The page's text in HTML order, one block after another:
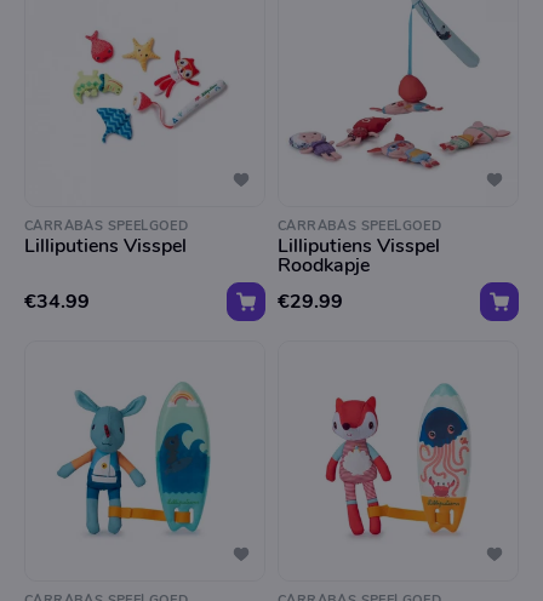
CARRABAS SPEELGOED
Lilliputiens Visspel
€34.99
CARRABAS SPEELGOED
Lilliputiens Visspel
Roodkapje
€29.99